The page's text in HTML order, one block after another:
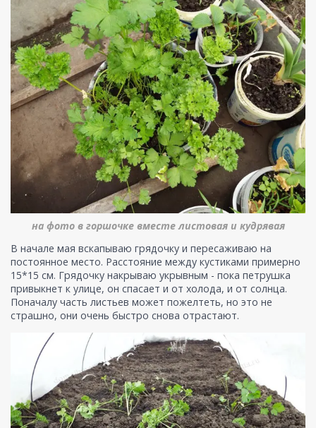
на фото в горшочке вместе листовая и кудрявая
В начале мая вскапываю грядочку и пересаживаю на
постоянное место. Расстояние между кустиками примерно
15*15 см. Грядочку накрываю укрывным - пока петрушка
привыкнет к улице, он спасает и от холода, и от солнца.
Поначалу часть листьев может пожелтеть, но это не
страшно, они очень быстро снова отрастают.